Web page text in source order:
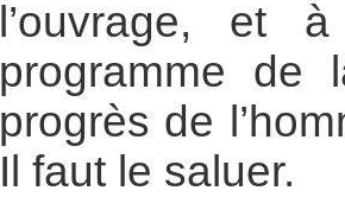
l’ouvrage, et
programme de
progrès de
Il faut le saluer.